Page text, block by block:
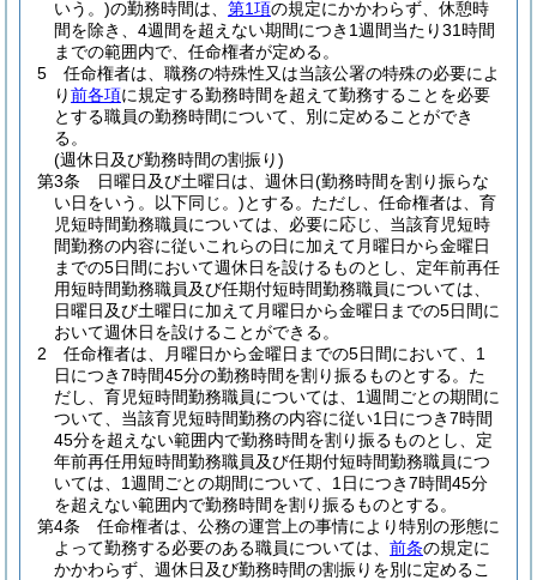
いう。)の勤務時間は、 第1項の規定にかかわらず、休憩時
間を除き、4週間を超えない期間につき1週間当たり31時間
までの範囲内で、任命権者が定める。
5
任命権者は、職務の特殊性又は当該公署の特殊の必要によ
り前各項に規定する勤務時間を超えて勤務することを必要
とする職員の勤務時間について、別に定めることができ
る。
(週休日及び勤務時間の割振り)
第3条
日曜日及び土曜日は、週休日(勤務時間を割り振らな
い日をいう。以下同じ。)とする。 ただし、任命権者は、育
児短時間勤務職員については、必要に応じ、当該育児短時
間勤務の内容に従いこれらの日に加えて月曜日から金曜日
までの5日間において週休日を設けるものとし、定年前再任
用短時間勤務職員及び任期付短時間勤務職員については、
日曜日及び土曜日に加えて月曜日から金曜日までの5日間に
おいて週休日を設けることができる。
2
任命権者は、月曜日から金曜日までの5日間において、1
日につき7時間45分の勤務時間を割り振るものとする。 た
だし、育児短時間勤務職員については、1週間ごとの期間に
ついて、当該育児短時間勤務の内容に従い1日につき7時間
45分を超えない範囲内で勤務時間を割り振るものとし、定
年前再任用短時間勤務職員及び任期付短時間勤務職員につ
いては、1週間ごとの期間について、1日につき7時間45分
を超えない範囲内で勤務時間を割り振るものとする。
第4条
任命権者は、公務の運営上の事情により特別の形態に
よって勤務する必要のある職員については、 前条の規定に
かかわらず、週休日及び勤務時間の割振りを別に定めるこ